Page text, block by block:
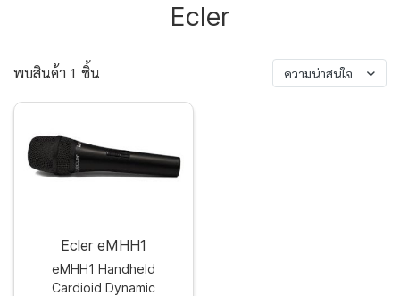
Ecler
พบสินค้า 1 ชิ้น ความน่าสนใจ
Ecler eMHH1
eMHH1 Handheld
Cardioid Dynamic